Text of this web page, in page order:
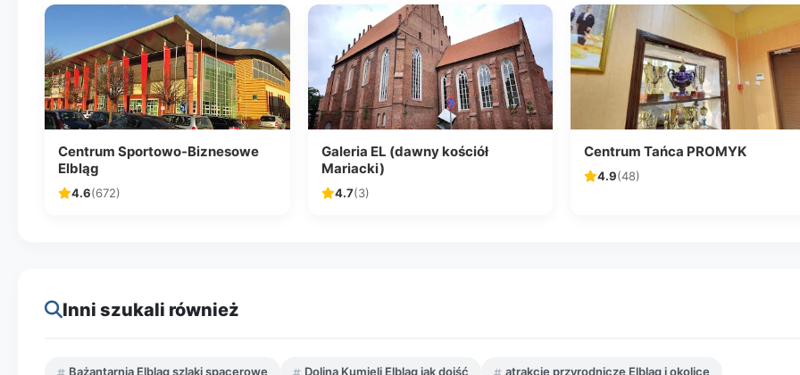
Centrum Sportowo-Biznesowe
Elbląg
4.6(672)
Galeria EL (dawny kościół
Mariacki)
4.7(3)
Centrum Tańca PROMYK
4.9(48)
Inni szukali również
Bażantarnia Elbląg szlaki spacerowe Dolina Kumieli Elbląg jak dojść atrakcje przyrodnicze Elbląg i okolice